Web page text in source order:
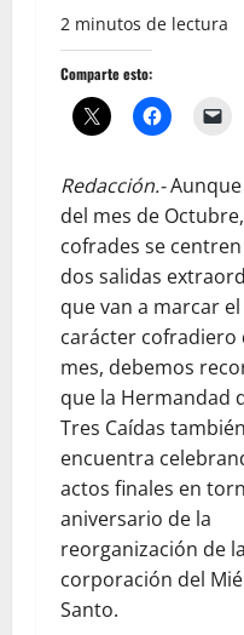
2 minutos de lectura
Comparte esto:
Redacción.-
del mes de
cofrades se
dos salidas
que van a marcar el
carácter cofradiero
mes, debemos
que la Hermandad
Tres Caídas
encuentra
actos finales en
aniversario de la
reorganización de la
corporación del
Santo.